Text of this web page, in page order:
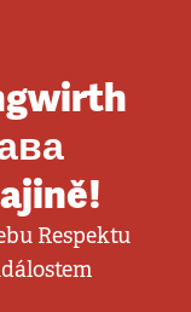
Respektu